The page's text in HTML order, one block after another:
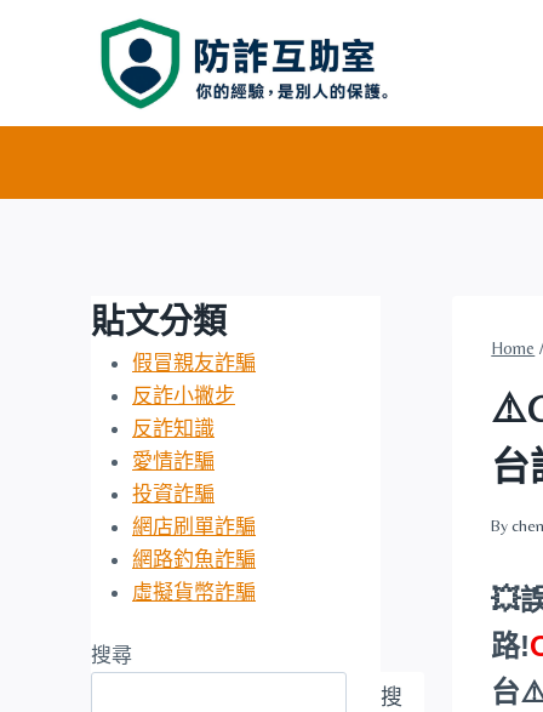
Home
台
By
💥
路!
台
貼文分類
假冒親友詐騙
反詐小撇步
反詐知識
愛情詐騙
投資詐騙
網店刷單詐騙
網路釣魚詐騙
虛擬貨幣詐騙
搜尋
搜